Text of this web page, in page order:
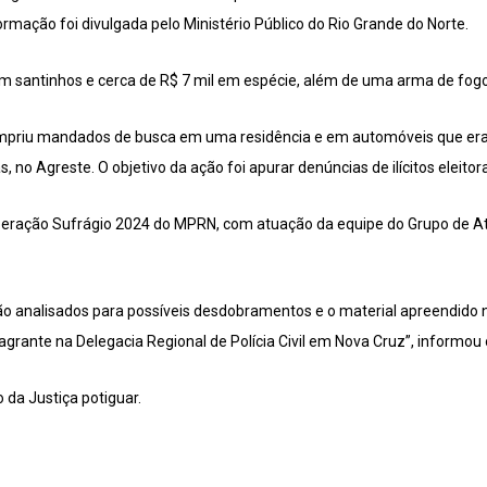
foi divulgada pelo Ministério Público do Rio Grande do Norte.
santinhos e cerca de R$ 7 mil em espécie, além de uma arma de
mandados de busca em uma residência e em automóveis que
no Agreste. O objetivo da ação foi apurar denúncias de ilícitos
Sufrágio 2024 do MPRN, com atuação da equipe do Grupo de
analisados para possíveis desdobramentos e o material
na Delegacia Regional de Polícia Civil em Nova Cruz”, informou
da Justiça potiguar.